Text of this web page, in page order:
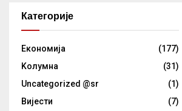
Категорије
Eкономија
(177)
Kолумнa
(31)
Uncategorized @sr
(1)
Вијести
(7)